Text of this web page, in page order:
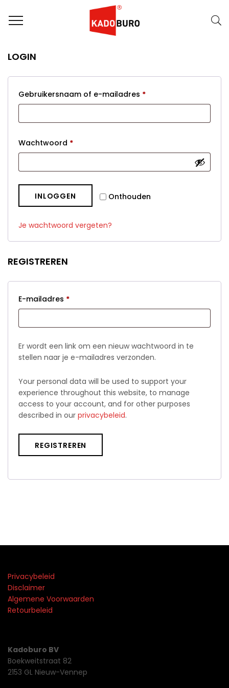
LOGIN
Gebruikersnaam of e-mailadres *Vereist
Wachtwoord *Vereist
Onthouden
INLOGGEN
Je wachtwoord vergeten?
REGISTREREN
E-mailadres *Vereist
Er wordt een link om een nieuw wachtwoord in te
stellen naar je e-mailadres verzonden.
Your personal data will be used to support your
experience throughout this website, to manage
access to your account, and for other purposes
described in our privacybeleid.
REGISTREREN
Privacybeleid
Disclaimer
Algemene Voorwaarden
Retourbeleid
Kadoburo BV
Boekweitstraat 82
2153 GL Nieuw-Vennep